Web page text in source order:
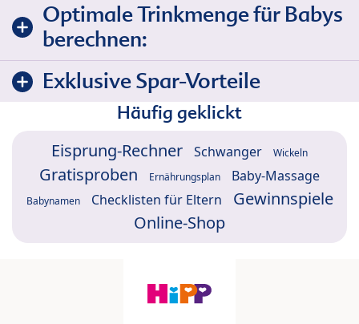
Optimale Trinkmenge für Babys
berechnen:
Exklusive Spar-Vorteile
Häufig geklickt
Eisprung-Rechner Schwanger Wickeln
Gratisproben Ernährungsplan Baby-Massage
Babynamen Checklisten für Eltern
Gewinnspiele
Online-Shop